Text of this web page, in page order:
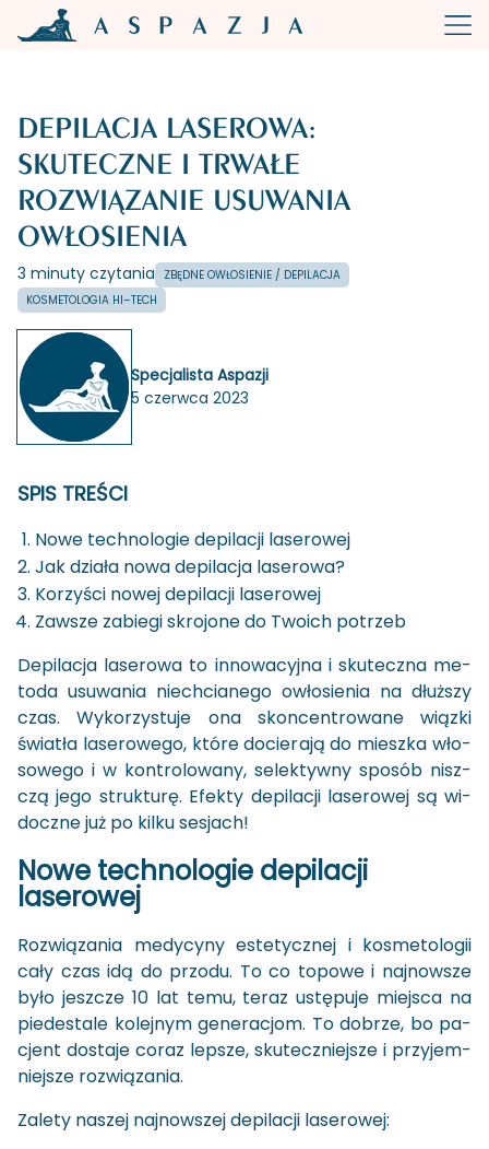
DEPILACJA LASEROWA:
SKUTECZNE I TRWAŁE
ROZWIĄZANIE USUWANIA
OWŁOSIENIA
3 minuty czytania
ZBĘDNE OWŁOSIENIE / DEPILACJA
KOSMETOLOGIA HI–TECH
Specjalista Aspazji
5 czerwca 2023
SPIS TREŚCI
Nowe technologie depilacji laserowej
Jak działa nowa depilacja laserowa?
Korzyści nowej depilacji laserowej
Zawsze zabiegi skrojone do Twoich potrzeb
De­pi­la­cja la­se­ro­wa to in­no­wa­cyj­na i sku­tecz­na me­
to­da usu­wa­nia nie­chcia­ne­go owło­sie­nia na dłuż­szy
czas. Wy­ko­rzy­stu­je ona skon­cen­tro­wa­ne wiąz­ki
świa­tła la­se­ro­we­go, które do­cie­ra­ją do miesz­ka wło­
so­we­go i w kon­tro­lo­wa­ny, se­lek­tyw­ny spo­sób nisz­
czą jego struk­tu­rę. Efek­ty de­pi­la­cji la­se­ro­wej są wi­
docz­ne już po kilku se­sjach!
Nowe tech­no­lo­gie de­pi­la­cji
la­se­ro­wej
Roz­wią­za­nia me­dy­cy­ny es­te­tycz­nej i ko­sme­to­lo­gii
cały czas idą do przo­du. To co to­po­we i naj­now­sze
było jesz­cze 10 lat temu, teraz ustę­pu­je miej­sca na
pie­de­sta­le ko­lej­nym ge­ne­ra­cjom. To do­brze, bo pa­
cjent do­sta­je coraz lep­sze, sku­tecz­niej­sze i przy­jem­
niej­sze roz­wią­za­nia.
Za­le­ty na­szej naj­now­szej de­pi­la­cji la­se­ro­wej: